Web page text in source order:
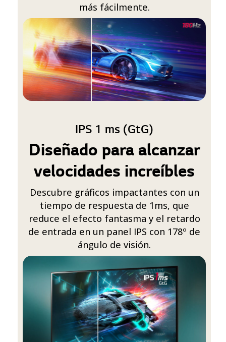
más fácilmente.
IPS 1 ms (GtG)
Diseñado para alcanzar
velocidades increíbles
Descubre gráficos impactantes con un
tiempo de respuesta de 1ms, que
reduce el efecto fantasma y el retardo
de entrada en un panel IPS con 178º de
ángulo de visión.